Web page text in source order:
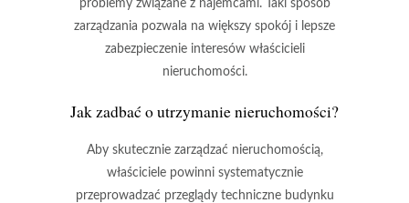
problemy związane z najemcami. Taki sposób
zarządzania pozwala na większy spokój i lepsze
zabezpieczenie interesów właścicieli
nieruchomości.
Jak zadbać o utrzymanie nieruchomości?
Aby skutecznie zarządzać nieruchomością,
właściciele powinni systematycznie
przeprowadzać przeglądy techniczne budynku